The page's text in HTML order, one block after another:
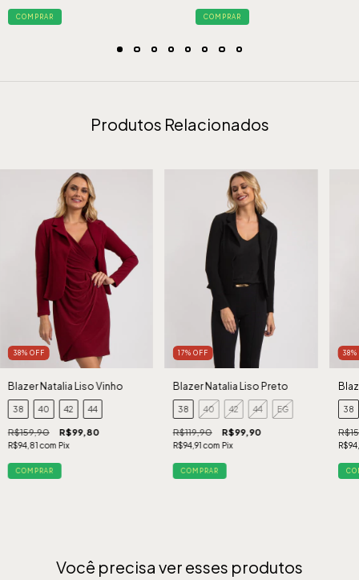
COMPRAR COMPRAR
Produtos Relacionados
38% OFF
Blazer Natalia Liso Vinho
38 40 42 44
R$159,90 R$99,80
R$94,81com Pix
COMPRAR
17% OFF
Blazer Natalia Liso Preto
38 40 42 44 EG
R$119,90 R$99,90
R$94,91com Pix
COMPRAR
38%
38
Você precisa ver esses produtos